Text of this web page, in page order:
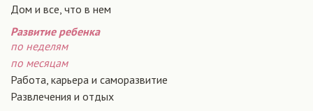
Дом и все, что в нем
Развитие ребенка
по неделям
по месяцам
Работа, карьера и саморазвитие
Развлечения и отдых